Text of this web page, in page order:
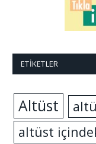
ETIKETLER
Altüst
altüst